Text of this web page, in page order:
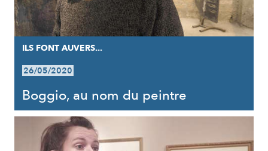
ILS FONT AUVERS...
26/05/2020
Boggio, au nom du peintre